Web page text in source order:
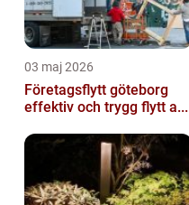
03 maj 2026
Företagsflytt göteborg
effektiv och trygg flytt a...